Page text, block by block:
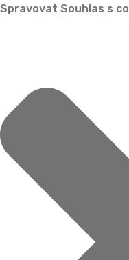
Spravovat Souhlas s